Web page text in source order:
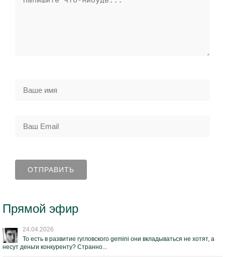
Прямой эфир
24.04.2026
То есть в развитие гугловского gemini они вкладываться не хотят, а
несут деньги конкуренту? Странно...